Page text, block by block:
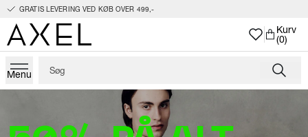
GRATIS LEVERING VED KØB OVER 499,-
Kurv
(0)
Menu